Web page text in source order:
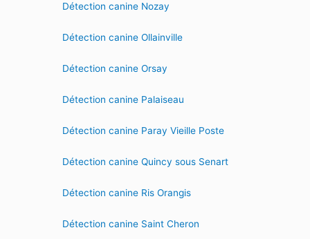
Détection canine Nozay
Détection canine Ollainville
Détection canine Orsay
Détection canine Palaiseau
Détection canine Paray Vieille Poste
Détection canine Quincy sous Senart
Détection canine Ris Orangis
Détection canine Saint Cheron